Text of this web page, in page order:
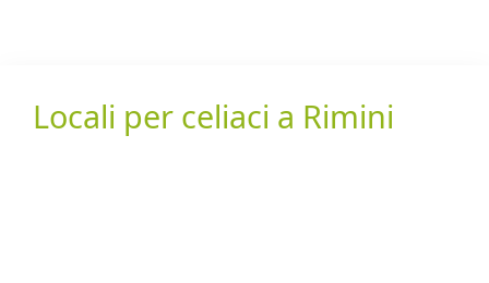
Locali per celiaci a Rimini